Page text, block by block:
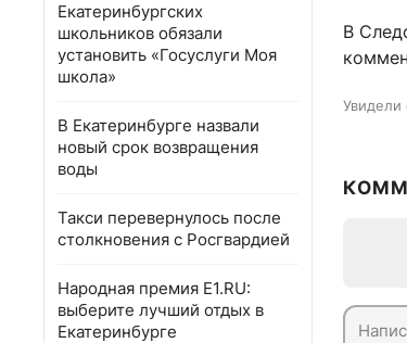
Екатеринбургских
школьников обязали
установить «Госуслуги Моя
школа»
В Екатеринбурге назвали
новый срок возвращения
воды
Такси перевернулось после
столкновения с Росгвардией
Народная премия E1.RU:
выберите лучший отдых в
Екатеринбурге
В
Увидели